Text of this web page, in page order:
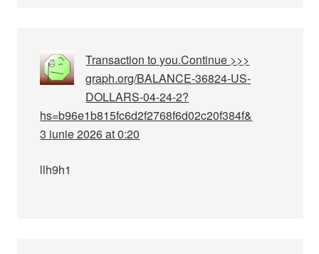
Transaction to you.Continue >>>
graph.org/BALANCE-36824-US-
DOLLARS-04-24-2?
hs=b96e1b815fc6d2f2768f6d02c20f384f&
3 iunie 2026 at 0:20
llh9h1